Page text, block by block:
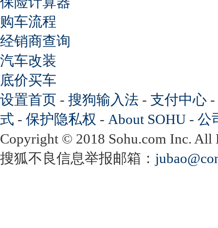
购车流程
经销商查询
汽车改装
底价买车
设置首页 - 搜狗输入法 - 支付中心 -
式 - 保护隐私权 - About SOHU - 公
Copyright © 2018 Sohu.com Inc.
搜狐不良信息举报邮箱：